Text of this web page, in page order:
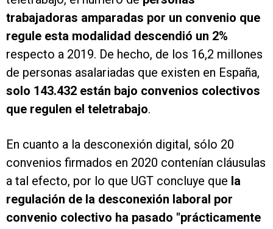
trabajadoras amparadas por un convenio que
regule esta modalidad descendió un 2%
respecto a 2019. De hecho, de los 16,2 millones
de personas asalariadas que existen en España,
solo 143.432 están bajo convenios colectivos
que regulen el teletrabajo.
En cuanto a la desconexión digital, sólo 20
convenios firmados en 2020 contenían cláusulas
a tal efecto, por lo que UGT concluye que la
regulación de la desconexión laboral por
convenio colectivo ha pasado "prácticamente